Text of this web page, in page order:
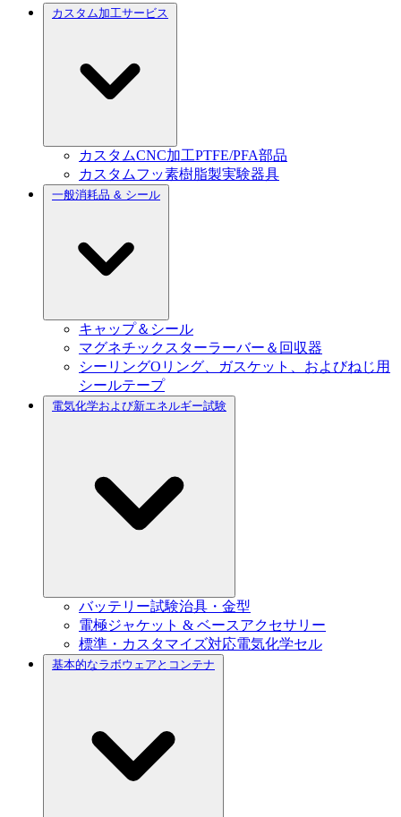
カスタム加工サービス
カスタムCNC加工PTFE/PFA部品
カスタムフッ素樹脂製実験器具
一般消耗品 & シール
キャップ＆シール
マグネチックスターラーバー＆回収器
シーリングOリング、ガスケット、およびねじ用
シールテープ
電気化学および新エネルギー試験
バッテリー試験治具・金型
電極ジャケット & ベースアクセサリー
標準・カスタマイズ対応電気化学セル
基本的なラボウェアとコンテナ